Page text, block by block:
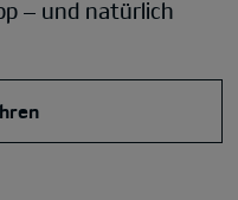
– und natürlich